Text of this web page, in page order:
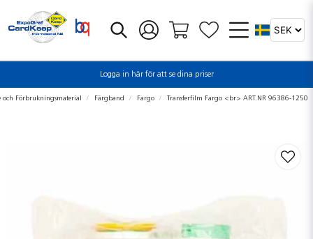
Logga in här för att se dina priser
och Förbrukningsmaterial Färgband Fargo Transferfilm Fargo <br> ART.NR 96386-1250